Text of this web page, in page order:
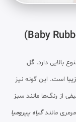
بالایی دارد. گل
است. این گونه نیز
از رنگ‌ها مانند سبز
مانندگیاه پپرومیا